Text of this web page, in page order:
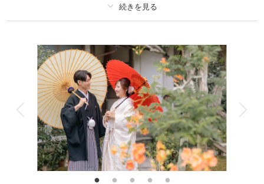
このプランで撮影可能な撮影レポート
撮影場所：江ノ島周辺 片瀬海岸（神奈川）
相談予約する
来店・オンライン
撮影日の空き
を確認する
撮影料 新婦衣装1着 新郎衣装1着
着付け ヘアメイク 小物一式
アルバム データ 150 カット 台紙付写真
衣装追加 会食 挙式
家族と撮影 家族用衣装レンタル ペットと撮影
その他含むもの
撮影データ150カット(レタッチ済み)・映像データ・DVD・ヘアメイク・撮
影アテンド・ドレス・アクセサリー類・セミオーダーブーケ